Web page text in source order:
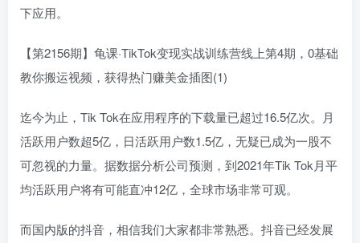
下应用。
【第2156期】龟课·TikTok变现实战训练营线上第4期，0基础
教你搬运视频，获得热门赚美金插图(1)
迄今为止，Tik Tok在应用程序的下载量已超过16.5亿次。月
活跃用户数超5亿，日活跃用户数1.5亿，无疑已成为一股不
可忽视的力量。据数据分析公司预测，到2021年Tik Tok月平
均活跃用户将有可能直冲12亿，全球市场非常可观。
而国内版的抖音，相信我们大家都非常熟悉。抖音已经发展